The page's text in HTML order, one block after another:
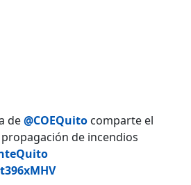
de@COEQuito comparte el
de incendios